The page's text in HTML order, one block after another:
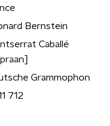
Bernstein
Caballé
Grammophon
712